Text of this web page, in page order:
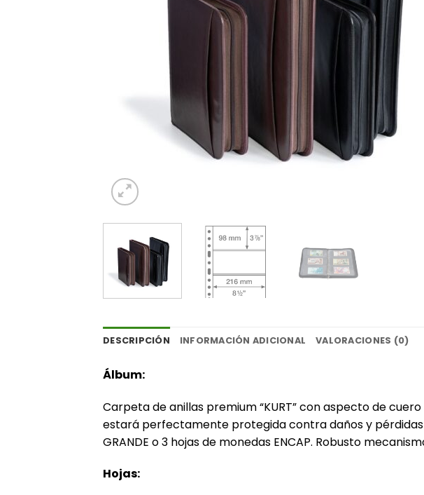
DESCRIPCIÓN INFORMACIÓN ADICIONAL VALORACIONES (0)
Álbum:
Carpeta de anillas premium “KURT” con aspecto de
estará perfectamente protegida contra daños y
GRANDE o 3 hojas de monedas ENCAP. Robusto
Hojas: